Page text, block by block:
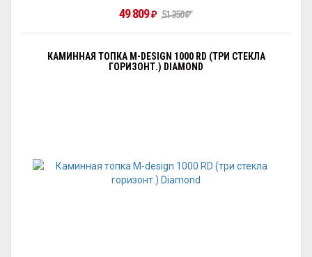
49 809₽ 51 350₽
КАМИННАЯ ТОПКА M-DESIGN 1000 RD (ТРИ СТЕКЛА
ГОРИЗОНТ.) DIAMOND